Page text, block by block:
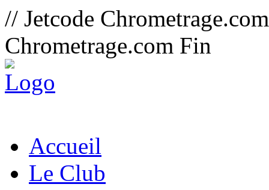
// Jetcode
Chrometrage.com Fin
Accueil
Le Club